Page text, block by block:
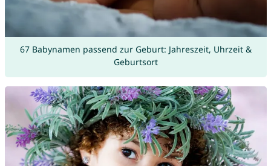
67 Babynamen passend zur Geburt: Jahreszeit, Uhrzeit &
Geburtsort